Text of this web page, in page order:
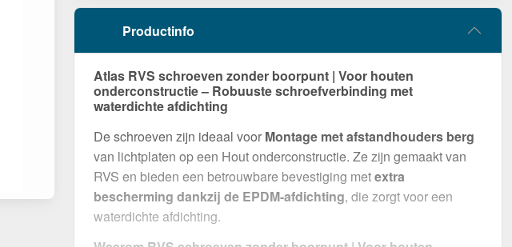
Productinfo
Atlas RVS schroeven zonder boorpunt | Voor houten
onderconstructie – Robuuste schroefverbinding met
waterdichte afdichting
De schroeven zijn ideaal voor Montage met afstandhouders berg
van lichtplaten op een Hout onderconstructie. Ze zijn gemaakt van
RVS en bieden een betrouwbare bevestiging metextra
bescherming dankzij de EPDM-afdichting, die zorgt voor een
waterdichte afdichting.